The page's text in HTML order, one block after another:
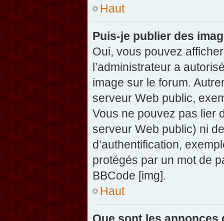
Haut
Puis-je publier des
Oui, vous pouvez
l’administrateur a
image sur le forum.
serveur Web public,
Vous ne pouvez pas lier
serveur Web public) ni
d’authentification,
protégés par un mot de
BBCode [img].
Haut
Que sont les annonces